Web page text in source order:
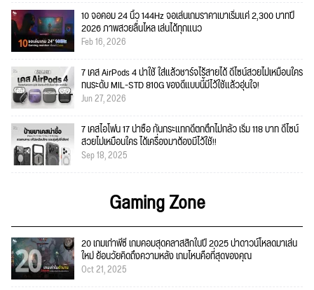
10 จอคอม 24 นิ้ว 144Hz จอเล่นเกมราคาเบาเริ่มแค่ 2,300 บาทปี
2026 ภาพสวยลื่นไหล เล่นได้ทุกแนว
Feb 16, 2026
7 เคส AirPods 4 น่าใช้ ใส่แล้วชาร์จไร้สายได้ ดีไซน์สวยไม่เหมือนใคร
ทนระดับ MIL-STD 810G ของดีแบบนี้มีไว้ใช้แล้วอุ่นใจ!
Jun 27, 2026
7 เคสไอโฟน 17 น่าซื้อ กันกระแทกดีตกตึกไม่กลัว เริ่ม 118 บาท ดีไซน์
สวยไม่เหมือนใคร ได้เครื่องมาต้องมีไว้ใช้!!
Sep 18, 2025
Gaming Zone
20 เกมเก่าพีซี เกมคอมสุดคลาสสิกในปี 2025 น่าดาวน์โหลดมาเล่น
ใหม่ ย้อนวัยคิดถึงความหลัง เกมไหนคือที่สุดของคุณ
Oct 21, 2025